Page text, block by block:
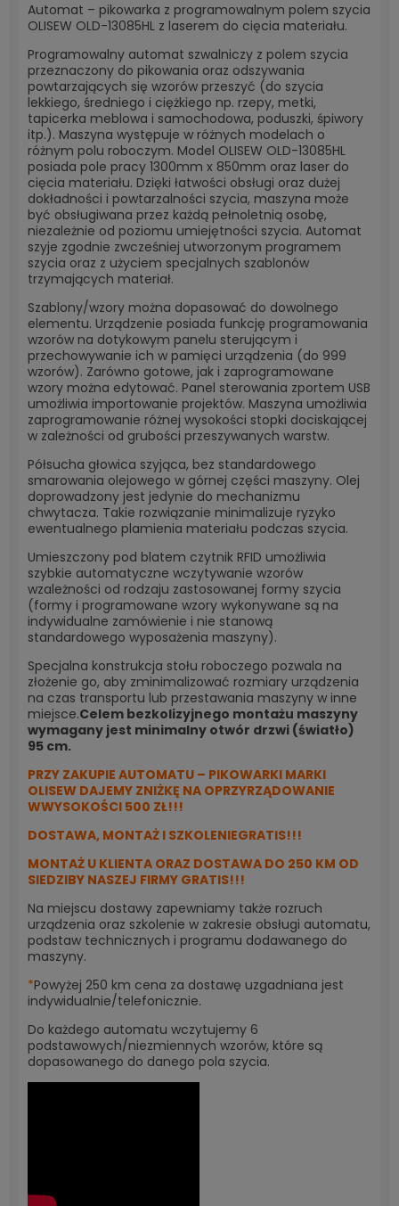
Automat – pikowarka z programowalnym polem szycia
OLISEW OLD-13085HL z laserem do cięcia materiału.
Programowalny automat szwalniczy z polem szycia
przeznaczony do pikowania oraz odszywania
powtarzających się wzorów przeszyć (do szycia
lekkiego, średniego i ciężkiego np. rzepy, metki,
tapicerka meblowa i samochodowa, poduszki, śpiwory
itp.). Maszyna występuje w różnych modelach o
różnym polu roboczym. Model OLISEW OLD-13085HL
posiada pole pracy 1300mm x 850mm oraz laser do
cięcia materiału. Dzięki łatwości obsługi oraz dużej
dokładności i powtarzalności szycia, maszyna może
być obsługiwana przez każdą pełnoletnią osobę,
niezależnie od poziomu umiejętności szycia. Automat
szyje zgodnie zwcześniej utworzonym programem
szycia oraz z użyciem specjalnych szablonów
trzymających materiał.
Szablony/wzory można dopasować do dowolnego
elementu. Urządzenie posiada funkcję programowania
wzorów na dotykowym panelu sterującym i
przechowywanie ich w pamięci urządzenia (do 999
wzorów). Zarówno gotowe, jak i zaprogramowane
wzory można edytować. Panel sterowania zportem USB
umożliwia importowanie projektów. Maszyna umożliwia
zaprogramowanie różnej wysokości stopki dociskającej
w zależności od grubości przeszywanych warstw.
Półsucha głowica szyjąca, bez standardowego
smarowania olejowego w górnej części maszyny. Olej
doprowadzony jest jedynie do mechanizmu
chwytacza. Takie rozwiązanie minimalizuje ryzyko
ewentualnego plamienia materiału podczas szycia.
Umieszczony pod blatem czytnik RFID umożliwia
szybkie automatyczne wczytywanie wzorów
wzależności od rodzaju zastosowanej formy szycia
(formy i programowane wzory wykonywane są na
indywidualne zamówienie i nie stanową
standardowego wyposażenia maszyny).
Specjalna konstrukcja stołu roboczego pozwala na
złożenie go, aby zminimalizować rozmiary urządzenia
na czas transportu lub przestawania maszyny w inne
miejsce.Celem bezkolizyjnego montażu maszyny
wymagany jest minimalny otwór drzwi (światło)
95 cm.
PRZY ZAKUPIE AUTOMATU – PIKOWARKI MARKI
OLISEW DAJEMY ZNIŻKĘ NA OPRZYRZĄDOWANIE
WWYSOKOŚCI 500 ZŁ!!!
DOSTAWA, MONTAŻ I SZKOLENIEGRATIS!!!
MONTAŻ U KLIENTA ORAZ DOSTAWA DO 250 KM OD
SIEDZIBY NASZEJ FIRMY GRATIS!!!
Na miejscu dostawy zapewniamy także rozruch
urządzenia oraz szkolenie w zakresie obsługi automatu,
podstaw technicznych i programu dodawanego do
maszyny.
*Powyżej 250 km cena za dostawę uzgadniana jest
indywidualnie/telefonicznie.
Do każdego automatu wczytujemy 6
podstawowych/niezmiennych wzorów, które są
dopasowanego do danego pola szycia.